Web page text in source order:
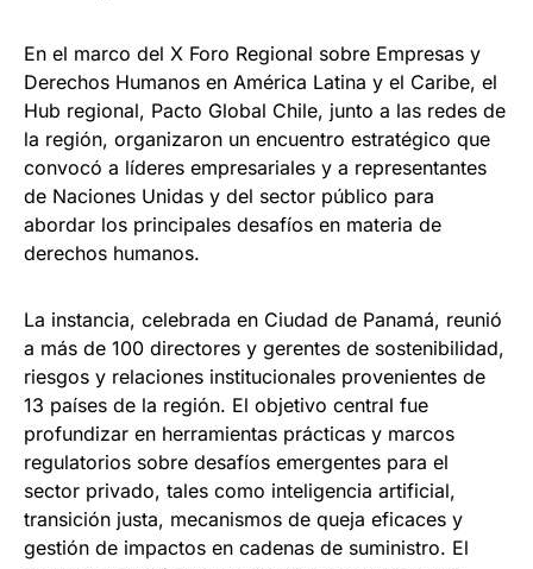
En el marco del X Foro Regional sobre Empresas y
Derechos Humanos en América Latina y el Caribe, el
Hub regional, Pacto Global Chile, junto a las redes de
la región, organizaron un encuentro estratégico que
convocó a líderes empresariales y a representantes
de Naciones Unidas y del sector público para
abordar los principales desafíos en materia de
derechos humanos.
La instancia, celebrada en Ciudad de Panamá, reunió
a más de 100 directores y gerentes de sostenibilidad,
riesgos y relaciones institucionales provenientes de
13 países de la región. El objetivo central fue
profundizar en herramientas prácticas y marcos
regulatorios sobre desafíos emergentes para el
sector privado, tales como inteligencia artificial,
transición justa, mecanismos de queja eficaces y
gestión de impactos en cadenas de suministro. El